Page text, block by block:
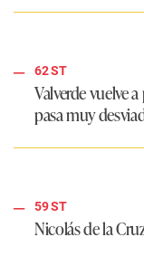
62 ST
Valverde vuelve
pasa muy
59 ST
Nicolás de la